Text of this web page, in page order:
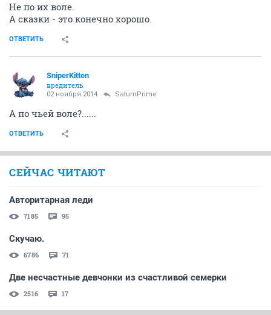
Не по их воле.
А сказки - это конечно хорошо.
ОТВЕТИТЬ
SniperKitten
вредитель
02 ноября 2014 SaturnPrime
А по чьей воле?......
ОТВЕТИТЬ
СЕЙЧАС ЧИТАЮТ
Авторитарная леди
7185 95
Скучаю.
6786 71
Две несчастные девчонки из счастливой семерки
2516 17